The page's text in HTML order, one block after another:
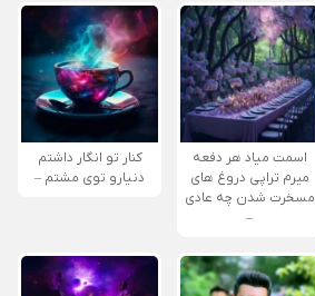
اسمت میاد هر دفعه
میرم تراپی دروغ‌ های
مسخرت شدن چه عادی
–
کنار تو انگار داشتم
دنیارو توی مشتم –